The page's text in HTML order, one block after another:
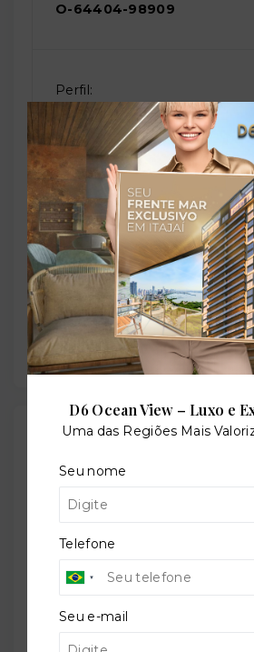
O-64404-98909
Perfil:
Residencial
Situação:
Em construção
Previsão de entrega:
28/12/2027
Localização
Rua João Américo de Oliveira, 93 -
Curitiba/PR- 80035-060
+
−
D6 Ocean View – Luxo e
Uma das Regiões Mais
Seu nome
Telefone
Seu e-mail